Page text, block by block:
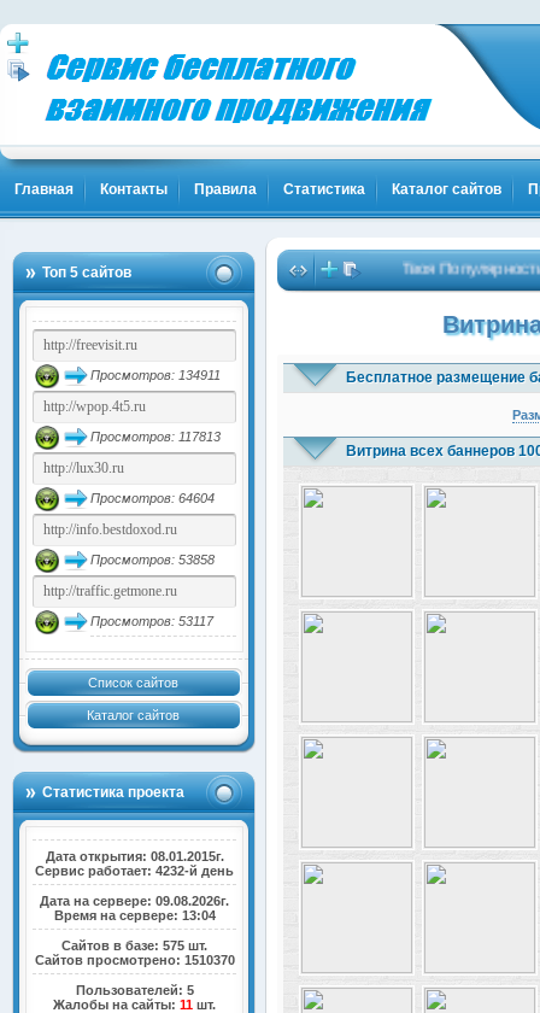
Главная Контакты Правила Статистика Каталог сайтов
Топ 5 сайтов
Просмотров: 134911
Просмотров: 117813
Просмотров: 64604
Просмотров: 53858
Просмотров: 53117
Список сайтов
Каталог сайтов
Статистика проекта
Дата открытия: 08.01.2015г.
Сервис работает: 4232-й день
Дата на сервере: 09.08.2026г.
Время на сервере: 13:04
Сайтов в базе: 575 шт.
Сайтов просмотрено: 1510370
Пользователей: 5
Жалобы на сайты:11 шт.
Твоя Популярность и
Бесплатное размещение
Витрина всех баннеров